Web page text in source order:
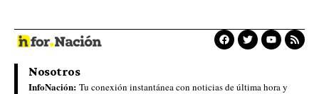
Nosotros
InfoNación: Tu conexión instantánea con noticias de última hora y